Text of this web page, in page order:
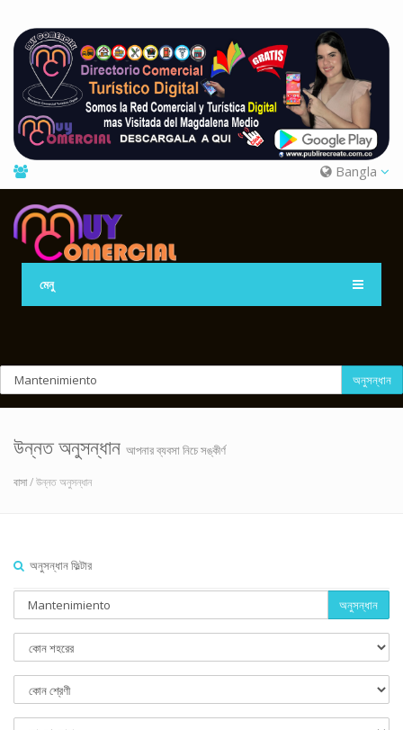
Bangla
মেনু
অনুসন্ধান
উন্নত অনুসন্ধান আপনার ব্যবসা নিচে সঙ্কীর্ণ
বাসা/ উন্নত অনুসন্ধান
অনুসন্ধান ফিল্টার
অনুসন্ধান